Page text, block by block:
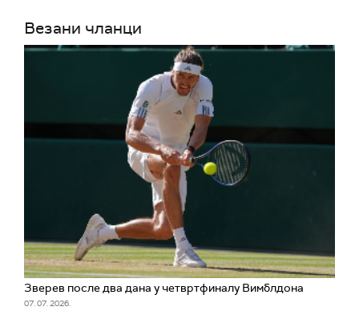
Везани чланци
Зверев после два дана у четвртфиналу Вимблдона
07. 07. 2026.